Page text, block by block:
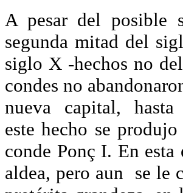
A pesar del posible
segunda mitad del
siglo X -hechos no
condes no
nueva capital,
este hecho se
conde Ponç I. En
aldea, pero aun se le